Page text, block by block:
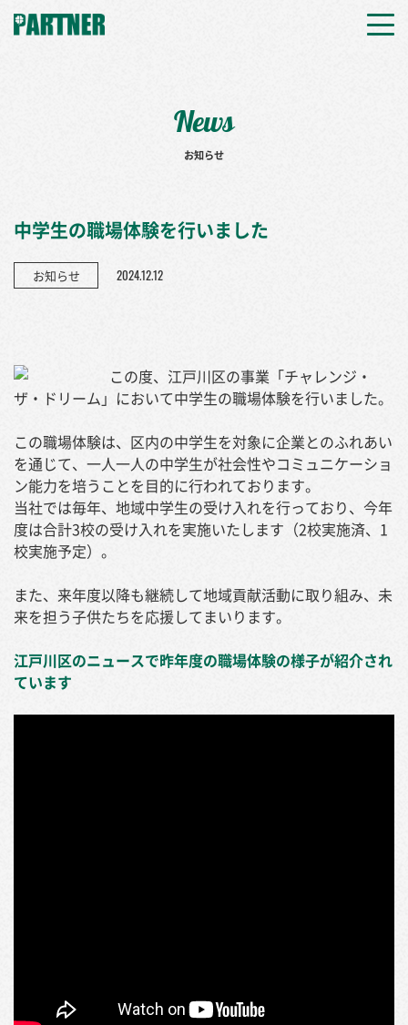
News
お知らせ
中学生の職場体験を行いました
お知らせ 2024.12.12
この度、江戸川区の事業「チャレンジ・
ザ・ドリーム」において中学生の職場体験を行いました。
この職場体験は、区内の中学生を対象に企業とのふれあい
を通じて、一人一人の中学生が社会性やコミュニケーショ
ン能力を培うことを目的に行われております。
当社では毎年、地域中学生の受け入れを行っており、今年
度は合計3校の受け入れを実施いたします（2校実施済、1
校実施予定）。
また、来年度以降も継続して地域貢献活動に取り組み、未
来を担う子供たちを応援してまいります。
江戸川区のニュースで昨年度の職場体験の様子が紹介され
ています